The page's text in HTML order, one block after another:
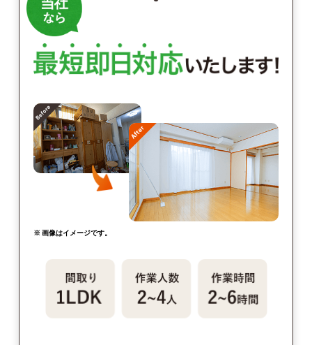
※ 画像はイメージです。